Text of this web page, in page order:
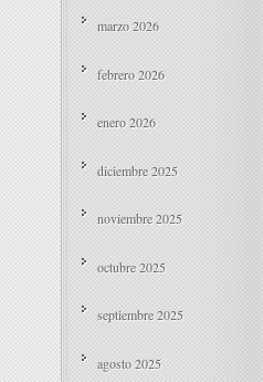
marzo 2026
febrero 2026
enero 2026
diciembre 2025
noviembre 2025
octubre 2025
septiembre 2025
agosto 2025